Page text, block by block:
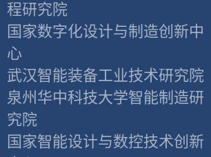
程研究院
国家数字化设计与制造创新中
心
武汉智能装备工业技术研究院
泉州华中科技大学智能制造研
究院
国家智能设计与数控技术创新